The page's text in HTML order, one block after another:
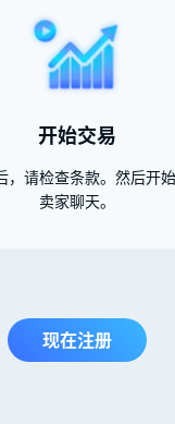
开始交易
，请检查条款。然后开
卖家聊天。
现在注册